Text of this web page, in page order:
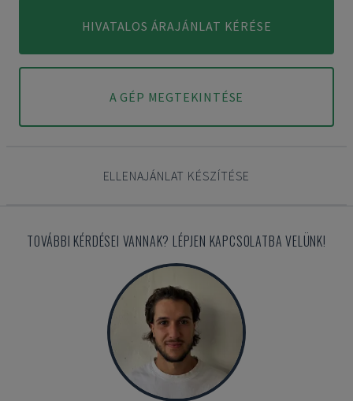
HIVATALOS ÁRAJÁNLAT KÉRÉSE
A GÉP MEGTEKINTÉSE
ELLENAJÁNLAT KÉSZÍTÉSE
TOVÁBBI KÉRDÉSEI VANNAK? LÉPJEN KAPCSOLATBA VELÜNK!